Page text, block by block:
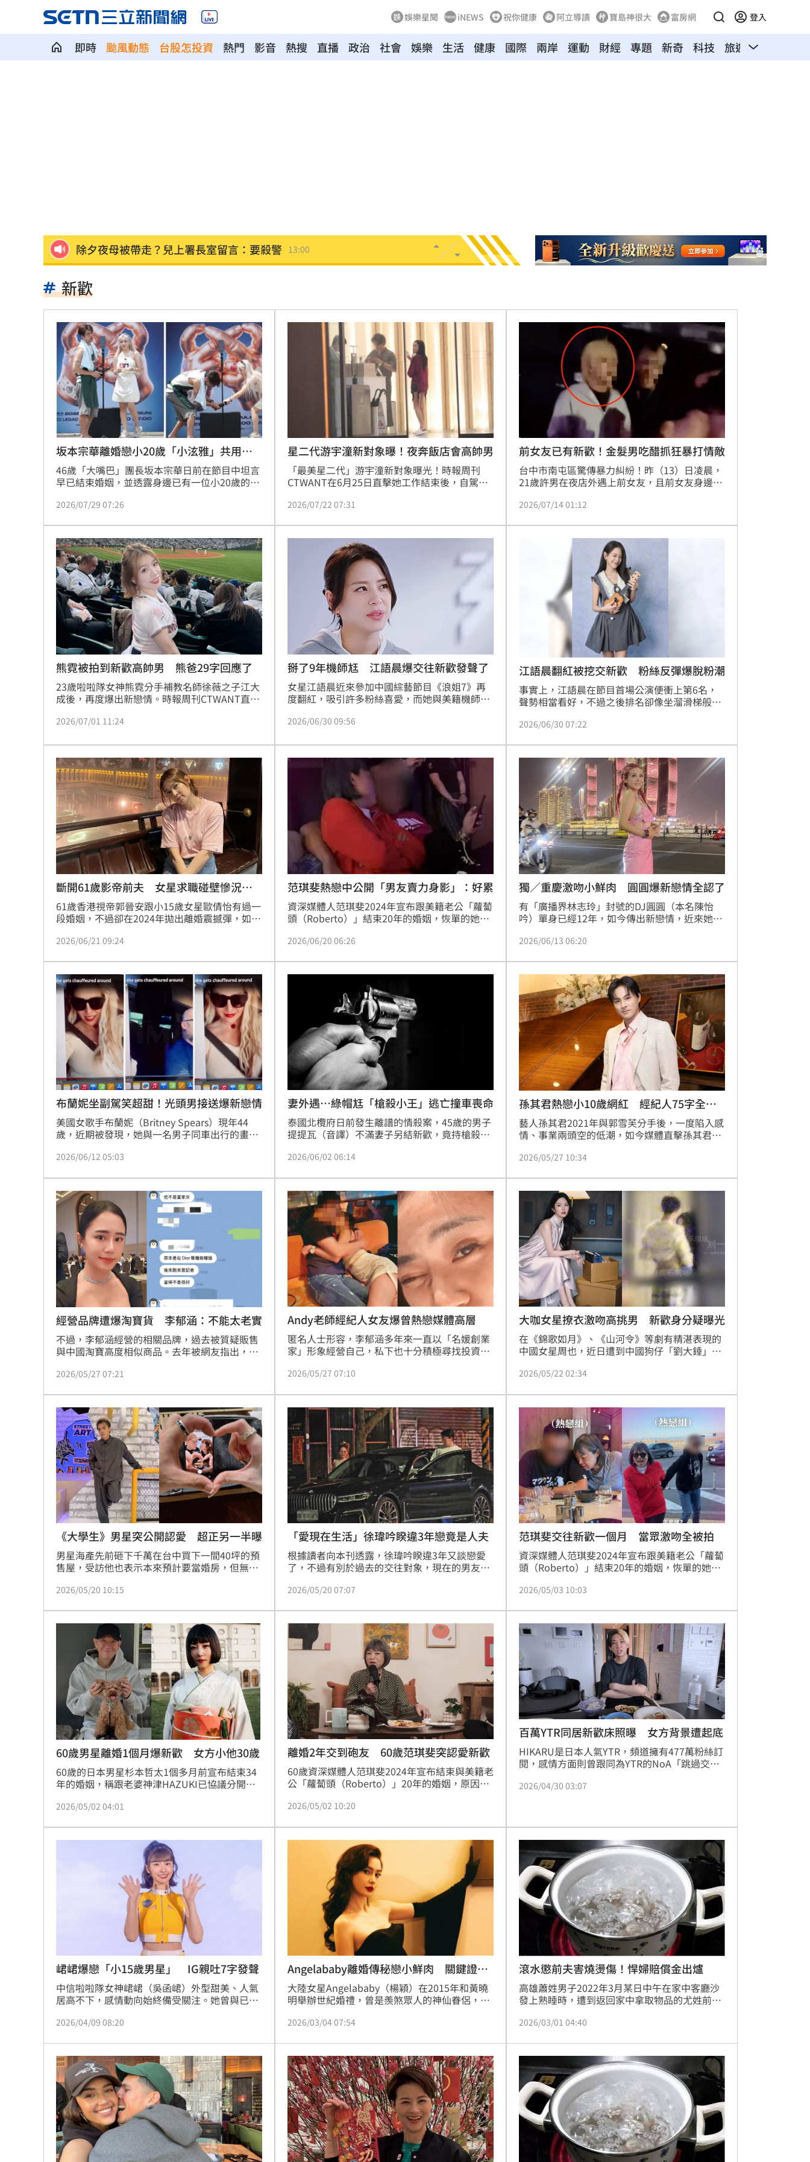
娛樂星聞 iNEWS 祝你健康 阿立導讀 寶島神很大 富房網 登入
即時 颱風動態 台股怎投資 熱門 影音 熱搜 直播 政治 社會 娛樂 生活 健康 國際 兩岸 運動 財經 專題 新奇 科技 旅遊 汽車
除夕夜母被帶走？兒上署長室留言：要殺警 13:00
女團成員手劇烈顫抖 韓網：身體恐出問題
台中男發酒瘋遭管束！尿在警察身上下場曝
父親節來了！蔣萬安、沈伯洋曝與子女互動
宣布出道十年 大咖樂團成員1惡疾纏身
道奇守護神挨再見2分砲 遭逆轉苦吞7連敗
BMW小跑車自撞翻覆！氣囊爆22歲男困車內 12:46
朴寶劍替爸扛8億債 昔宣布破產仍不埋怨 12:40
青春回來了！「阿妹妹」睽違27年驚喜合體 12:35
星宇航空往返沖繩「全取消」加班機也喊卡
白海豚逼近越晚越有感！估雨彈從北轟到南
酒客吃完螺殼丟隔壁桌 引發熱炒店大亂鬥
玩很大爆衝突 張立東怒飆女星：把我當狗 12:30
台灣彩券開獎直播中 20:31
LIVE三立+24小時直播 15:27
三立iNEWS新聞台線上直播
AI時代！威力馬導入智慧營運系統提升效率 12:00
台彩父親節推新刮刮樂千萬頭獎超「爸」氣
商場戰國來臨 台中「頂奢大道」逐漸成形
「拍片人的多重宇宙」職涯論壇9/12登場！ 10:30
8國球員齊聚高雄 Formosa 7s掀足球熱潮 10:00
理想混蛋號召粉絲跨海追星吃美食！
新歡
坂本宗華離婚戀小20歲「小泫雅」共用毛
巾
46歲「大嘴巴」團長坂本宗華日前在節目中坦言
早已結束婚姻，並透露身邊已有一位小20歲的新
邊的女子，正是同為DJ、擁有「小泫雅」封號的
2026/07/29 07:26
星二代游宇潼新對象曝！夜奔飯店會高帥男
「最美星二代」游宇潼新對象曝光！時報周刊
CTWANT在6月25日直擊她工作結束後，自駕雙
（HOTEL），與一名高帥男子碰面。游宇潼與高
待就超過5小時以上，也讓她的感情狀態再度引
發關注。
2026/07/22 07:31
前女友已有新歡！金髮男吃醋抓狂暴打情敵
台中市南屯區驚傳暴力糾紛！昨（13）日凌晨，
21歲許男在夜店外遇上前女友，且前女友身邊還
女友故意挑釁他，許男盛怒之下與王男發生口角
警方將通知許男到案說明，全案將依傷害罪嫌移
2026/07/14 01:12
熊霓被拍到新歡高帥男 熊爸29字回應了
23歲啦啦隊女神熊霓分手補教名師徐薇之子江大
成後，再度爆出新戀情。時報周刊CTWANT直
市住處，一名身材高挑的男子早已撐傘在社區外
探望熊霓父母，男方還幫忙提行李、照顧愛犬，
互動自然，關係已進展到見家長首肯階段。對此
記者求證熊爸，熊爸也回應了。蔡維歆
2026/07/01 11:24
掰了9年機師尪 江語晨爆交往新歡發聲了
女星江語晨近來參加中國綜藝節目《浪姐7》再
度翻紅，吸引許多粉絲喜愛，而她與美籍機師前
到恢單近半年的她，遭爆交往新歡，面對網友的
2026/06/30 09:56
江語晨翻紅被挖交新歡 粉絲反彈爆脫粉潮
事實上，江語晨在節目首場公演便衝上第6名，
聲勢相當看好，不過之後排名卻像坐溜滑梯般一
跌至第22名，成為本季排名跌幅最驚人的姐姐之
2026/06/30 07:22
斷開61歲影帝前夫 女星求職碰壁慘況曝
光
61歲香港視帝郭晉安跟小15歲女星歐倩怡有過一
段婚姻，不過卻在2024年拋出離婚震撼彈，如今
卻屢屢碰壁，不時會受到異樣眼光的對待。蔡佩
2026/06/21 09:24
范琪斐熱戀中公開「男友賣力身影」：好累
資深媒體人范琪斐2024年宣布跟美籍老公「蘿蔔
頭（Roberto）」結束20年的婚姻，恢單的她先
脫單交往新歡，兩人戀情備受關注。近日，范琪
影，但由於天氣炎熱，讓到場替男友加油打氣的
范琪斐笑說：「談戀愛好累」。蔡佩伶報導
2026/06/20 06:26
獨／重慶激吻小鮮肉 圓圓爆新戀情全認了
有「廣播界林志玲」封號的DJ圓圓（本名陳怡
吟）單身已經12年，如今傳出新戀情，近來她遭
親，互動相當親密，對此她也回應了。蔡維歆
2026/06/13 06:20
布蘭妮坐副駕笑超甜！光頭男接送爆新戀情
美國女歌手布蘭妮（Britney Spears）現年44
歲，近期被發現，她與一名男子同車出行的畫
方攔查後，似乎已不再親自開車，改由一名身份
的關係也再度成為媒體焦點，引起大家關注。林
品妤
2026/06/12 05:03
妻外遇…綠帽尪「槍殺小王」逃亡撞車喪命
泰國北欖府日前發生離譜的情殺案，45歲的男子
提提瓦（音譯）不滿妻子另結新歡，竟持槍殺37
車，人當場死亡，當地警方介入調查，初步定調
犯案動機，仍待釐清。
2026/06/02 06:14
孫其君熱戀小10歲網紅 經紀人75字全招
了
藝人孫其君2021年與郭雪芙分手後，一度陷入感
情、事業兩頭空的低潮，如今媒體直擊孫其君和
回溫，整個人也逐漸重回人生正軌，且女方也不
知」。對此孫其君經紀人也回應了。蔡維歆
2026/05/27 10:34
經營品牌遭爆淘寶貨 李郁涵：不能太老實
不過，李郁涵經營的相關品牌，過去被質疑販售
與中國淘寶高度相似商品。去年被網友指出，李
同款式，價格卻翻漲數倍甚至十幾倍，引發不少
其標榜的「永續環保」理念形成強烈對照。
2026/05/27 07:21
Andy老師經紀人女友爆曾熱戀媒體高層
匿名人士形容，李郁涵多年來一直以「名媛創業
家」形象經營自己，私下也十分積極尋找投資機
並頻繁出入高級餐廳與夜店場合，穩定打造高端
不管年紀多大，她都展現高度主動性，也很懂得
讓對方心甘情願提供協助。
2026/05/27 07:10
大咖女星撩衣激吻高挑男 新歡身分疑曝光
在《錦歌如月》、《山河令》等劇有精湛表現的
中國女星周也，近日遭到中國狗仔「劉大錘」拍
真實身分，有網友根據相關線索，鎖定為新人演
2026/05/22 02:34
《大學生》男星突公開認愛 超正另一半曝
男星海產先前砸下千萬在台中買下一間40坪的預
售屋，受訪他也表示本來預計要當婚房，但無奈
產，今日趁著520公開認愛新歡，女方絕美真面
2026/05/20 10:15
「愛現在生活」徐瑋吟睽違3年戀竟是人夫
根據讀者向本刊透露，徐瑋吟睽違3年又談戀愛
了，不過有別於過去的交往對象，現在的男友是
代。由於徐瑋吟其實有介紹Eric給朋友認識，所
2026/05/20 07:07
范琪斐交往新歡一個月 當眾激吻全被拍
資深媒體人范琪斐2024年宣布跟美籍老公「蘿蔔
頭（Roberto）」結束20年的婚姻，恢單的她先
脫單交往新歡，范琪斐更是大方在鏡頭前激吻男
2026/05/03 10:03
60歲男星離婚1個月爆新歡 女方小他30歲
60歲的日本男星杉本哲太1個多月前宣布結束34
年的婚姻，稱跟老婆神津HAZUKI已協議分開，
神似女星MEGUMI的新戀人，而且還小他快30
2026/05/02 04:01
離婚2年交到砲友 60歲范琪斐突認愛新歡
60歲資深媒體人范琪斐2024年宣布結束與美籍老
公「蘿蔔頭（Roberto）」20年的婚姻，原因是
恢單近兩年的范琪斐今年3月才在YouTube影片
問題。如今則宣布脫單交了新歡。蔡維歆
2026/05/02 10:20
百萬YTR同居新歡床照曝 女方背景遭起底
HIKARU是日本人氣YTR，頻道擁有477萬粉絲訂
閱，感情方面則曾跟同為YTR的NoA「跳過交往
宣布離婚，如今恢單不到半年的HIKARU又證實
2026/04/30 03:07
峮峮爆戀「小15歲男星」 IG親吐7字發聲
中信啦啦隊女神峮峮（吳函峮）外型甜美、人氣
居高不下，感情動向始終備受關注。她曾與已故
月猝逝後，她的感情近況持續受到關注。8日週
李秉諭（貢丸）互動密切，不僅被拍到溫馨接送
情，甚至可自由進出住處，引發熱議。對此，雙
方經紀人皆出面回應，強調兩人僅是好朋友，否
認戀情傳聞。而在事件曝光後，峮峮本人在IG首
度發聲了。
2026/04/09 08:20
Angelababy離婚傳秘戀小鮮肉 關鍵證據
曝
大陸女星Angelababy（楊穎）在2015年和黃曉
明舉辦世紀婚禮，曾是羨煞眾人的神仙眷侶，怎
Angelababy在離婚後，一度經歷封殺危機，直
經有新戀情。蔡維歆
2026/03/04 07:54
滾水懲前夫害燒燙傷！悍婦賠償金出爐
高雄蕭姓男子2022年3月某日中午在家中客廳沙
發上熟睡時，遭到返回家中拿取物品的尤姓前妻
度命危住院58日，案經法院審理後依重傷害罪判
經一、二審判處尤女要賠償42萬元確定。
2026/03/01 04:40